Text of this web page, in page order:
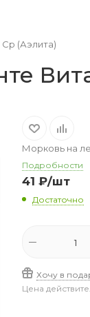
(Аэлита)
Морковь на
Подробности
41 ₽/шт
Достаточно
Хочу в
Цена